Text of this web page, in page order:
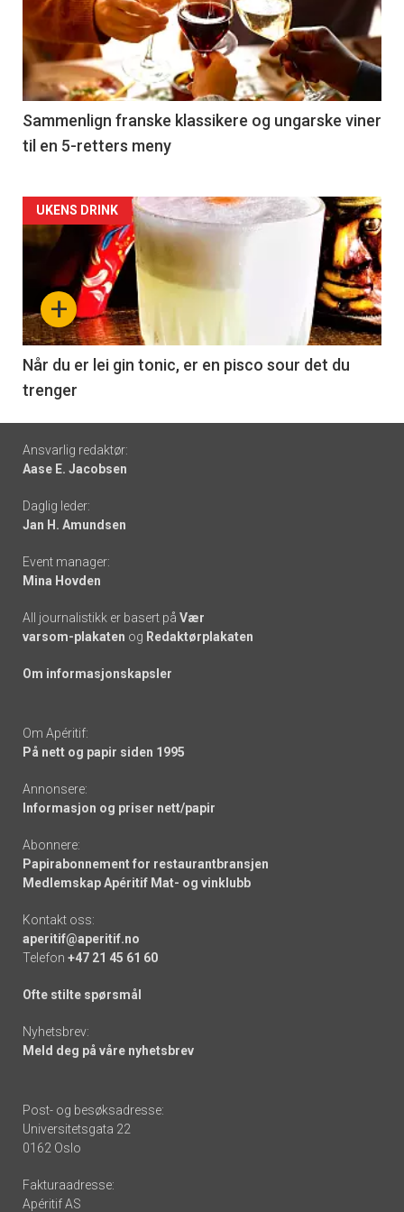
akkurat
nå
-
5
Sammenlign franske klassikere og ungarske viner
til en 5-retters meny
Forsiden
akkurat
nå
-
6
+
UKENS DRINK
Når du er lei gin tonic, er en pisco sour det du
trenger
Footer
-
links
Ansvarlig redaktør:
Aase E. Jacobsen
Daglig leder:
Jan H. Amundsen
Event manager:
Mina Hovden
All journalistikk er basert på Vær
varsom-plakaten og Redaktørplakaten
Om informasjonskapsler
Om Apéritif:
På nett og papir siden 1995
Annonsere:
Informasjon og priser nett/papir
Abonnere:
Papirabonnement for restaurantbransjen
Medlemskap Apéritif Mat- og vinklubb
Kontakt oss:
aperitif@aperitif.no
Telefon +47 21 45 61 60
Ofte stilte spørsmål
Nyhetsbrev:
Meld deg på våre nyhetsbrev
Post- og besøksadresse:
Universitetsgata 22
0162 Oslo
Fakturaadresse:
Apéritif AS